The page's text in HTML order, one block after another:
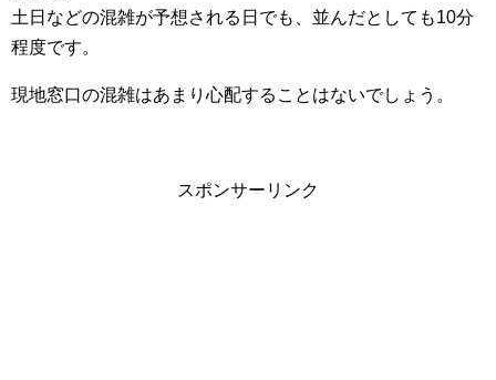
土日などの混雑が予想される日でも、並んだとしても10分
程度です。
現地窓口の混雑はあまり心配することはないでしょう。
スポンサーリンク